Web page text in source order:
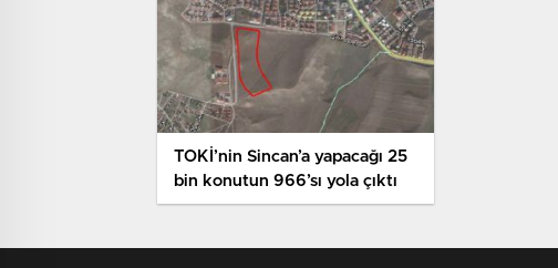
TOKİ’nin Sincan’a yapacağı 25
bin konutun 966’sı yola çıktı